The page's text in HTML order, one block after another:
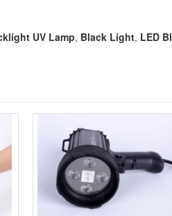
UV Lamp, Black Light, LED